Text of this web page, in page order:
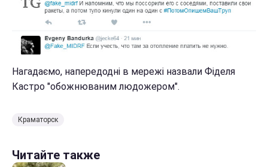
Нагадаємо, напередодні в мережі назвали Фіделя
Кастро "обожнюваним людожером".
Краматорск
Читайте также